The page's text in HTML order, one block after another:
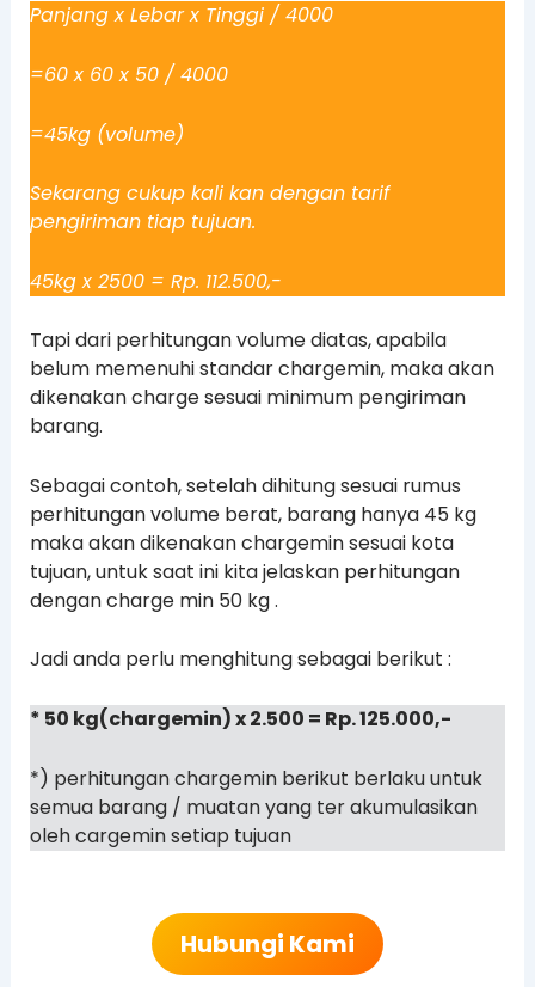
Panjang x Lebar x Tinggi / 4000
=60 x 60 x 50 / 4000
=45kg (volume)
Sekarang cukup kali kan dengan tarif
pengiriman tiap tujuan.
45kg x 2500 = Rp. 112.500,-
Tapi dari perhitungan volume diatas, apabila
belum memenuhi standar chargemin, maka akan
dikenakan charge sesuai minimum pengiriman
barang.
Sebagai contoh, setelah dihitung sesuai rumus
perhitungan volume berat, barang hanya 45 kg
maka akan dikenakan chargemin sesuai kota
tujuan, untuk saat ini kita jelaskan perhitungan
dengan charge min 50 kg .
Jadi anda perlu menghitung sebagai berikut :
* 50 kg(chargemin) x 2.500 = Rp. 125.000,-
*) perhitungan chargemin berikut berlaku untuk
semua barang / muatan yang ter akumulasikan
oleh cargemin setiap tujuan
Hubungi Kami